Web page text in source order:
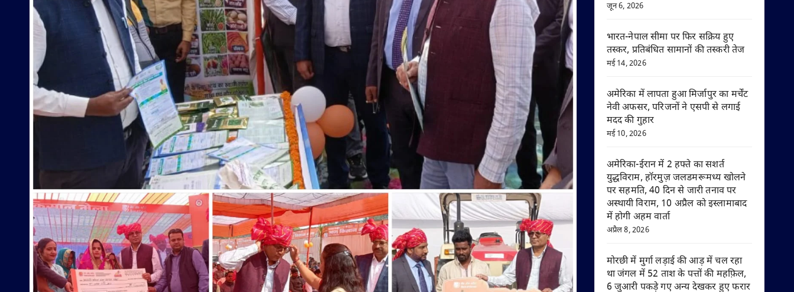
जून 6, 2026
भारत-नेपाल सीमा पर फिर सक्रिय हुए
तस्कर, प्रतिबंधित सामानों की तस्करी तेज
मई 14, 2026
अमेरिका में लापता हुआ मिर्जापुर का मर्चेंट
नेवी अफसर, परिजनों ने एसपी से लगाई
मदद की गुहार
मई 10, 2026
अमेरिका-ईरान में 2 हफ्ते का सशर्त
युद्धविराम, हॉरमुज़ जलडमरूमध्य खोलने
पर सहमति, 40 दिन से जारी तनाव पर
अस्थायी विराम, 10 अप्रैल को इस्लामाबाद
में होगी अहम वार्ता
अप्रैल 8, 2026
मोरछी में मुर्गा लड़ाई की आड़ में चल रहा
था जंगल में 52 ताश के पत्तों की महफ़िल,
6 जुआरी पकड़े गए अन्य देखकर हुए फरार